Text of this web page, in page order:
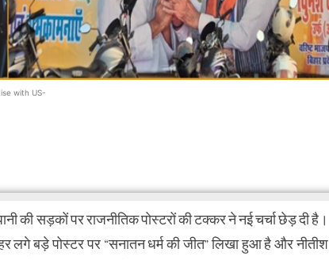
with US-
की सड़कों पर राजनीतिक पोस्टरों की टक्कर ने नई चर्चा छेड़ दी है।
लगे बड़े पोस्टर पर “सनातन धर्म की जीत” लिखा हुआ है और नीतीश